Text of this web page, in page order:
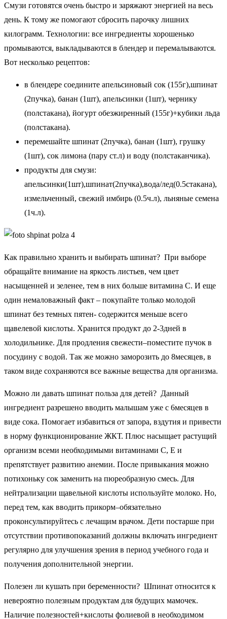
Смузи готовятся очень быстро и заряжают энергией на весь
день. К тому же помогают сбросить парочку лишних
килограмм. Технологии: все ингредиенты хорошенько
промываются, выкладываются в блендер и перемалываются.
Вот несколько рецептов:
в блендере соедините апельсиновый сок (155г),шпинат
(2пучка), банан (1шт), апельсинки (1шт), чернику
(полстакана), йогурт обезжиренный (155г)+кубики льда
(полстакана).
перемешайте шпинат (2пучка), банан (1шт), грушку
(1шт), сок лимона (пару ст.л) и воду (полстаканчика).
продукты для смузи:
апельсинки(1шт),шпинат(2пучка),вода/лед(0.5стакана),
измельченный, свежий имбирь (0.5ч.л), льняные семена
(1ч.л).
Как правильно хранить и выбирать шпинат? При выборе
обращайте внимание на яркость листьев, чем цвет
насыщенней и зеленее, тем в них больше витамина С. И еще
один немаловажный факт – покупайте только молодой
шпинат без темных пятен- содержится меньше всего
щавелевой кислоты. Хранится продукт до 2-3дней в
холодильнике. Для продления свежести–поместите пучок в
посудину с водой. Так же можно заморозить до 8месяцев, в
таком виде сохраняются все важные вещества для организма.
Можно ли давать шпинат польза для детей? Данный
ингредиент разрешено вводить малышам уже с 6месяцев в
виде сока. Помогает избавиться от запора, вздутия и привести
в норму функционирование ЖКТ. Плюс насыщает растущий
организм всеми необходимыми витаминами С, Е и
препятствует развитию анемии. После привыкания можно
потихоньку сок заменить на пюреобразную смесь. Для
нейтрализации щавельной кислоты используйте молоко. Но,
перед тем, как вводить прикорм–обязательно
проконсультируйтесь с лечащим врачом. Дети постарше при
отсутствии противопоказаний должны включать ингредиент
регулярно для улучшения зрения в период учебного года и
получения дополнительной энергии.
Полезен ли кушать при беременности? Шпинат относится к
невероятно полезным продуктам для будущих мамочек.
Наличие полезностей+кислоты фолиевой в необходимом